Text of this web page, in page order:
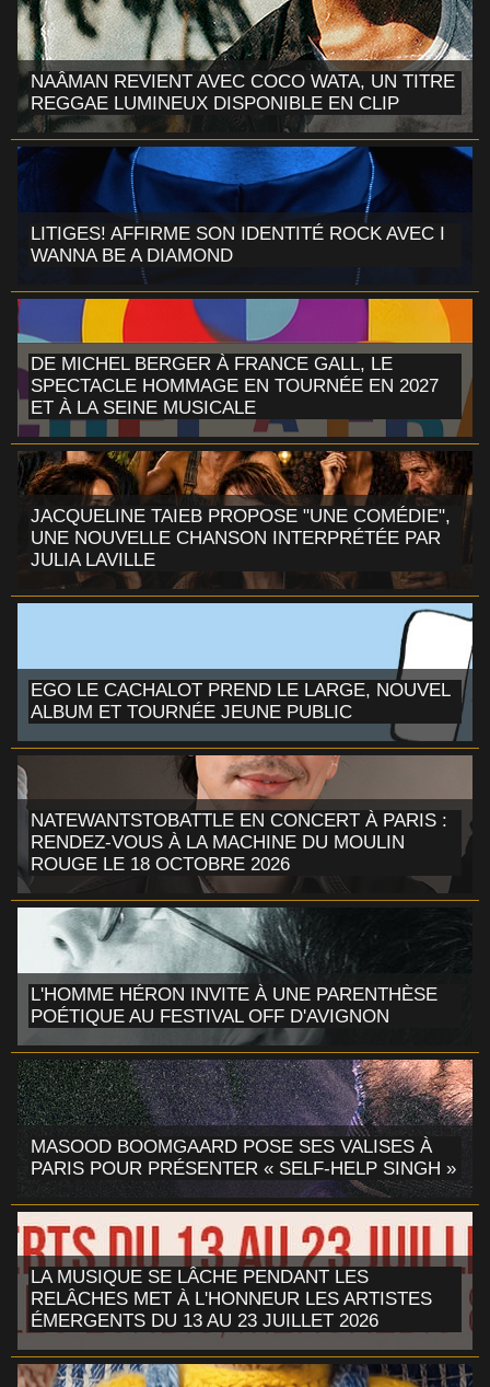
NAÂMAN REVIENT AVEC COCO WATA, UN TITRE
REGGAE LUMINEUX DISPONIBLE EN CLIP
LITIGES! AFFIRME SON IDENTITÉ ROCK AVEC I
WANNA BE A DIAMOND
DE MICHEL BERGER À FRANCE GALL, LE
SPECTACLE HOMMAGE EN TOURNÉE EN 2027
ET À LA SEINE MUSICALE
JACQUELINE TAIEB PROPOSE "UNE COMÉDIE",
UNE NOUVELLE CHANSON INTERPRÉTÉE PAR
JULIA LAVILLE
EGO LE CACHALOT PREND LE LARGE, NOUVEL
ALBUM ET TOURNÉE JEUNE PUBLIC
NATEWANTSTOBATTLE EN CONCERT À PARIS :
RENDEZ-VOUS À LA MACHINE DU MOULIN
ROUGE LE 18 OCTOBRE 2026
L'HOMME HÉRON INVITE À UNE PARENTHÈSE
POÉTIQUE AU FESTIVAL OFF D'AVIGNON
MASOOD BOOMGAARD POSE SES VALISES À
PARIS POUR PRÉSENTER « SELF-HELP SINGH »
LA MUSIQUE SE LÂCHE PENDANT LES
RELÂCHES MET À L'HONNEUR LES ARTISTES
ÉMERGENTS DU 13 AU 23 JUILLET 2026